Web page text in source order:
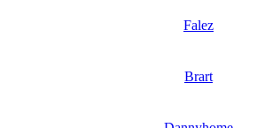
Falez
Brart